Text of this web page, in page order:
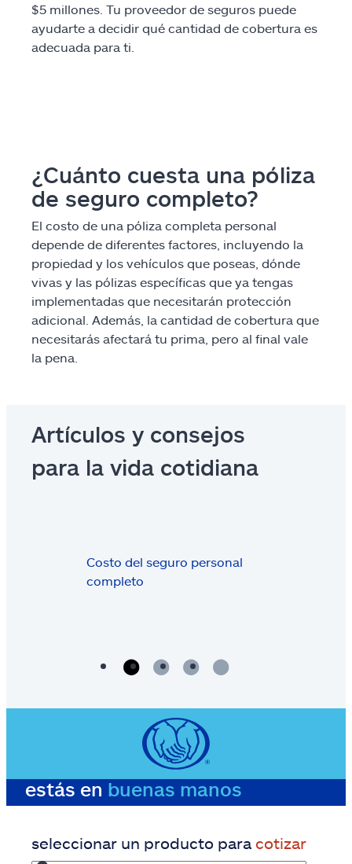
$5 millones. Tu proveedor de seguros puede
ayudarte a decidir qué cantidad de cobertura es
adecuada para ti.
¿Cuánto cuesta una póliza
de seguro completo?
El costo de una póliza completa personal
depende de diferentes factores, incluyendo la
propiedad y los vehículos que poseas, dónde
vivas y las pólizas específicas que ya tengas
implementadas que necesitarán protección
adicional. Además, la cantidad de cobertura que
necesitarás afectará tu prima, pero al final vale
la pena.
Artículos y consejos
para la vida cotidiana
Costo del seguro personal
completo
estás en buenas manos
seleccionar un producto para cotizar